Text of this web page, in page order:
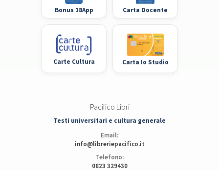
Bonus 18App Carta Docente
Carte Cultura Carta Io Studio
Pacifico Libri
Testi universitari e cultura generale
Email:
info@libreriepacifico.it
Telefono:
0823 329430